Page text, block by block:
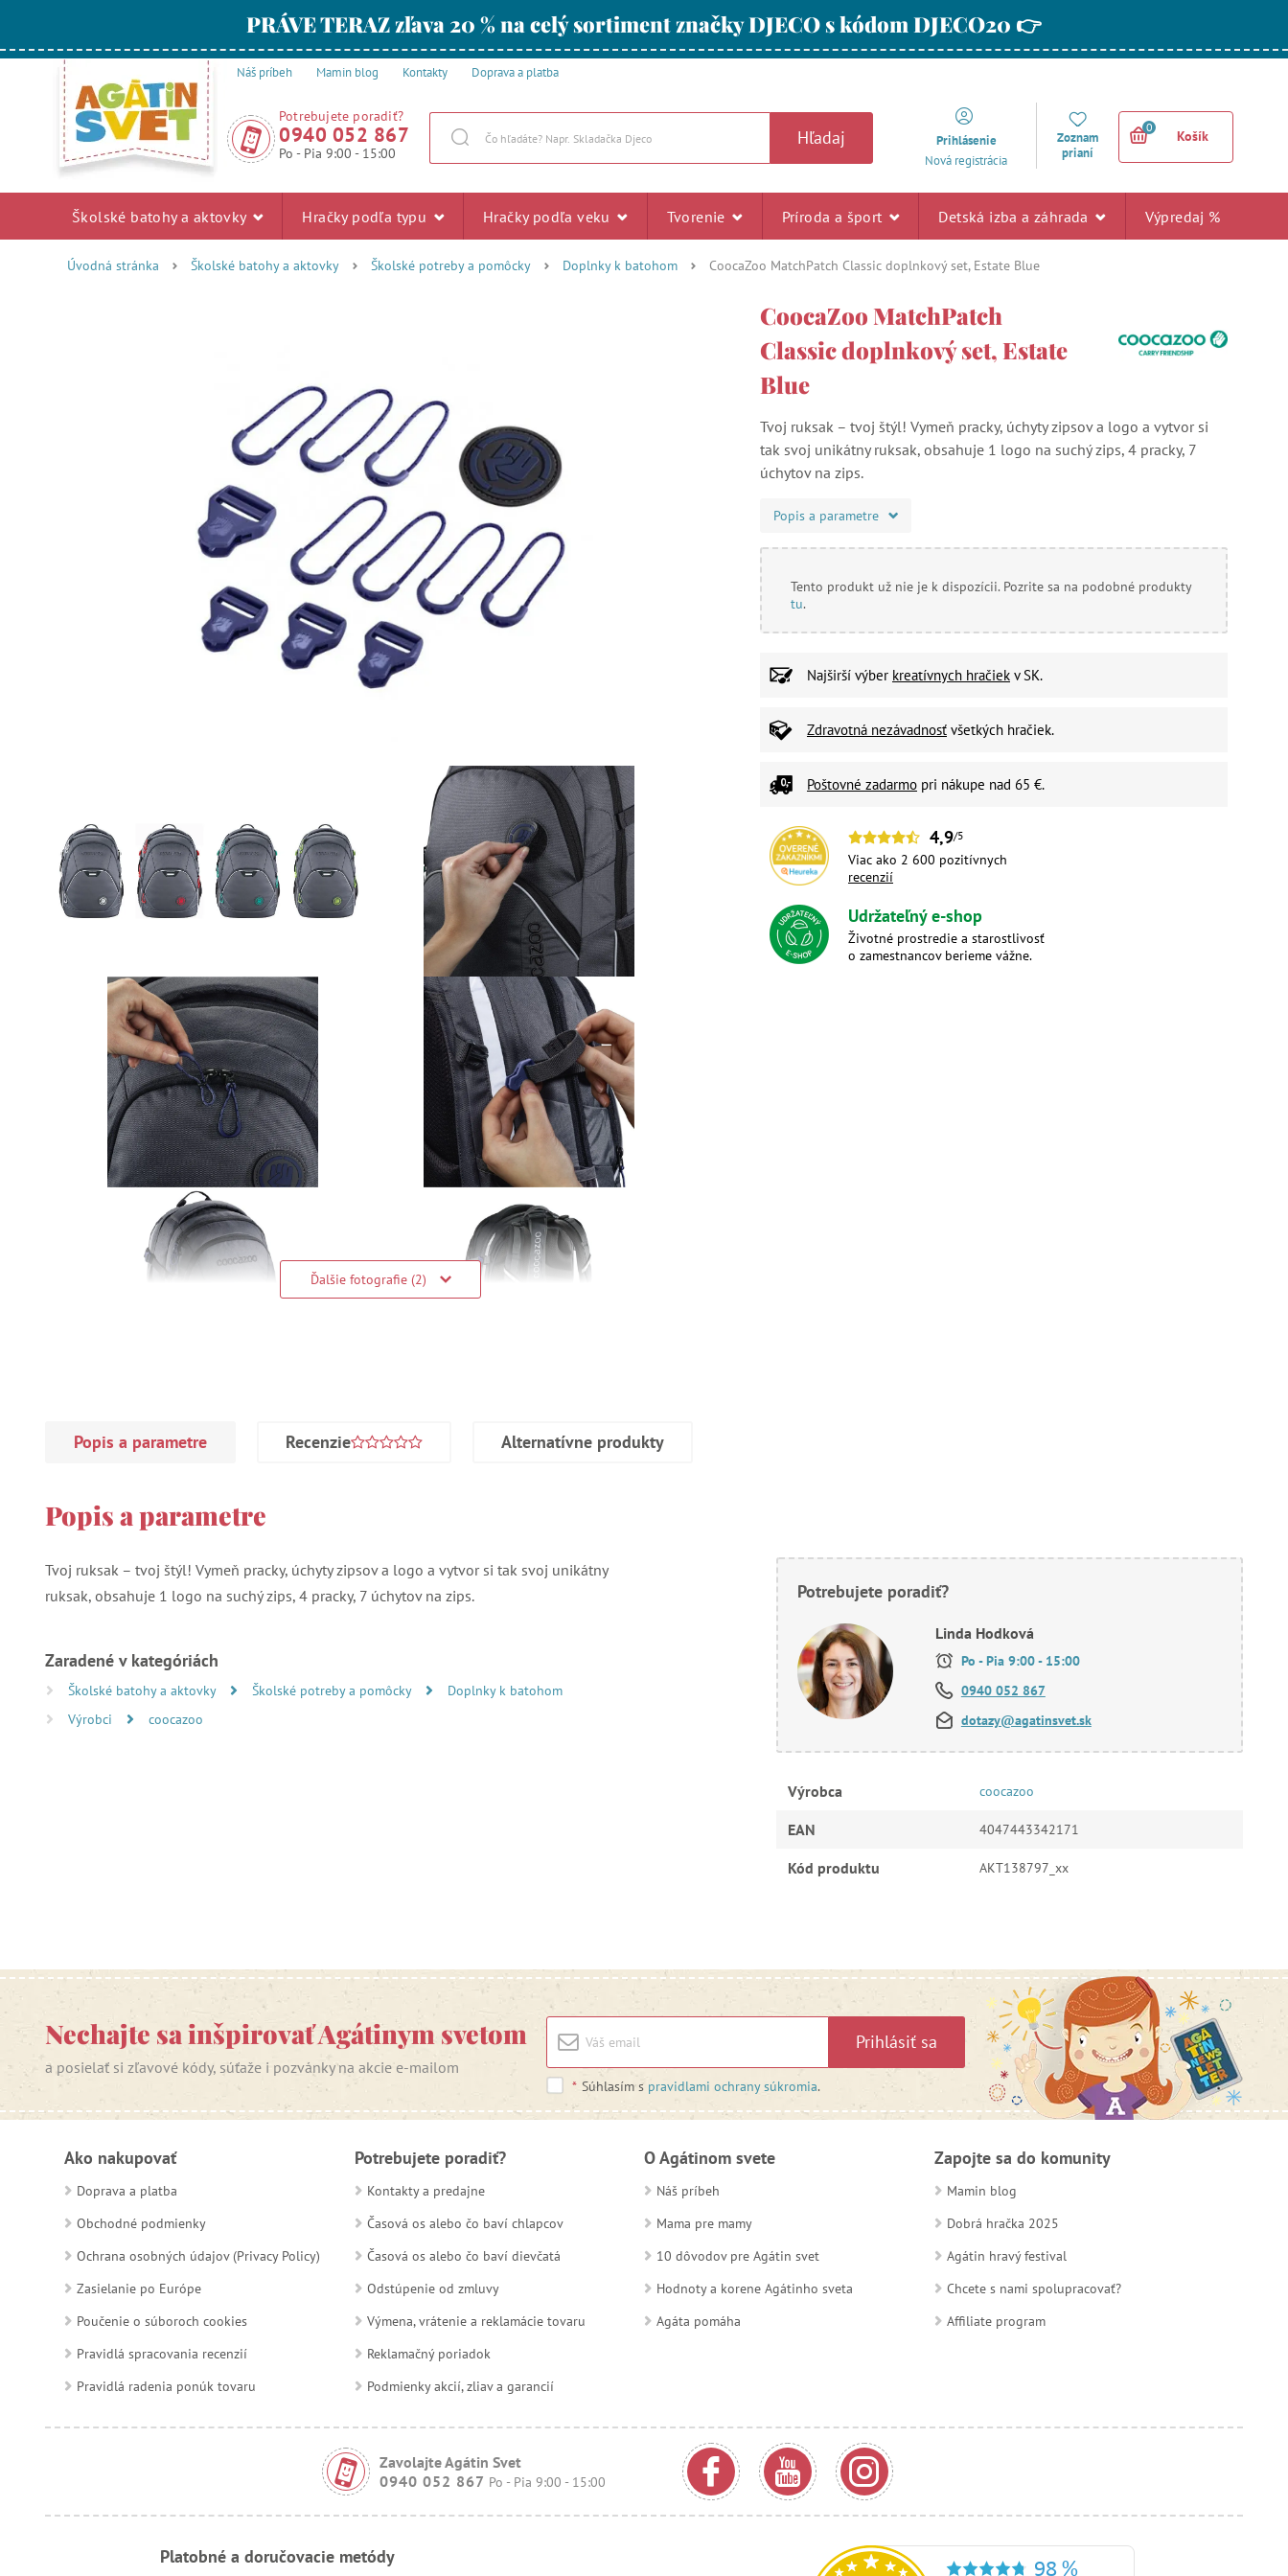
PRÁVE TERAZ zľava 20 % na celý sortiment značky DJECO s kódom DJECO20 👉
Náš príbeh Mamin blog Kontakty Doprava a platba
Potrebujete poradiť?
0940 052 867
Po - Pia 9:00 - 15:00
Hľadaj
Prihlásenie
Nová registrácia
Zoznam
prianí
0
Košík
Školské batohy a aktovky Hračky podľa typu Hračky podľa veku Tvorenie Príroda a šport Detská izba a záhrada Výpredaj %
Úvodná stránka Školské batohy a aktovky Školské potreby a pomôcky Doplnky k batohom CoocaZoo MatchPatch Classic doplnkový set, Estate Blue
Ďalšie fotografie (2)
CoocaZoo MatchPatch
Classic doplnkový set, Estate
Blue
Tvoj ruksak – tvoj štýl! Vymeň pracky, úchyty zipsov a logo a vytvor si
tak svoj unikátny ruksak, obsahuje 1 logo na suchý zips, 4 pracky, 7
úchytov na zips.
Popis a parametre
Tento produkt už nie je k dispozícii. Pozrite sa na podobné produkty
tu.
Najširší výber kreatívnych hračiek v SK.
Zdravotná nezávadnosť všetkých hračiek.
Poštovné zadarmo pri nákupe nad 65 €.
4,9/5
Viac ako 2 600 pozitívnych
recenzií
Udržateľný e-shop
Životné prostredie a starostlivosť
o zamestnancov berieme vážne.
Popis a parametre Recenzie Alternatívne produkty
Popis a parametre
Tvoj ruksak – tvoj štýl! Vymeň pracky, úchyty zipsov a logo a vytvor si tak svoj unikátny
ruksak, obsahuje 1 logo na suchý zips, 4 pracky, 7 úchytov na zips.
Zaradené v kategóriách
Školské batohy a aktovky Školské potreby a pomôcky
Doplnky k batohom
Výrobci
coocazoo
Potrebujete poradiť?
Linda Hodková
Po - Pia 9:00 - 15:00
0940 052 867
dotazy@agatinsvet.sk
Výrobca coocazoo
EAN 4047443342171
Kód produktu AKT138797_xx
Nechajte sa inšpirovať Agátinym svetom
a posielať si zľavové kódy, súťaže i pozvánky na akcie e-mailom
Prihlásiť sa
* Súhlasím s pravidlami ochrany súkromia.
Ako nakupovať
Doprava a platba
Obchodné podmienky
Ochrana osobných údajov (Privacy Policy)
Zasielanie po Európe
Poučenie o súboroch cookies
Pravidlá spracovania recenzií
Pravidlá radenia ponúk tovaru
Potrebujete poradiť?
Kontakty a predajne
Časová os alebo čo baví chlapcov
Časová os alebo čo baví dievčatá
Odstúpenie od zmluvy
Výmena, vrátenie a reklamácie tovaru
Reklamačný poriadok
Podmienky akcií, zliav a garancií
O Agátinom svete
Náš príbeh
Mama pre mamy
10 dôvodov pre Agátin svet
Hodnoty a korene Agátinho sveta
Agáta pomáha
Zapojte sa do komunity
Mamin blog
Dobrá hračka 2025
Agátin hravý festival
Chcete s nami spolupracovať?
Affiliate program
Zavolajte Agátin Svet
0940 052 867 Po - Pia 9:00 - 15:00
Platobné a doručovacie metódy